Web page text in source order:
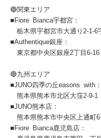
🔵関東エリア
■Fiore Bianca宇都宮：
栃木県宇都宮市大通り2-1-6
■Authentique銀座：
東京都中央区銀座2丁目
🔵九州エリア
■JUNO四季の丘easons with：
熊本県熊本市北区大窪2-9-
■JUNO熊本店：
熊本県熊本市中央区上通町
■Fiore Bianca鹿児島店：